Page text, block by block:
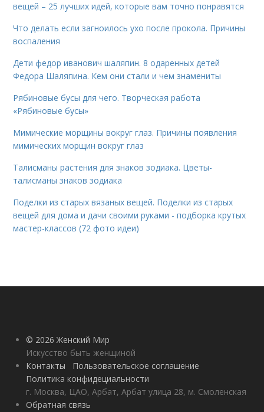
вещей – 25 лучших идей, которые вам точно понравятся
Что делать если загноилось ухо после прокола. Причины
воспаления
Дети федор иванович шаляпин. 8 одаренных детей
Федора Шаляпина. Кем они стали и чем знамениты
Рябиновые бусы для чего. Творческая работа
«Рябиновые бусы»
Мимические морщины вокруг глаз. Причины появления
мимических морщин вокруг глаз
Талисманы растения для знаков зодиака. Цветы-
талисманы знаков зодиака
Поделки из старых вязаных вещей. Поделки из старых
вещей для дома и дачи своими руками - подборка крутых
мастер-классов (72 фото идеи)
© 2026 Женский Мир
Искусство быть женщиной
Контакты
Пользовательское соглашение
Политика конфидециальности
г. Москва, ЦАО, Арбат, Арбат улица 28, м. Смоленская
Обратная связь